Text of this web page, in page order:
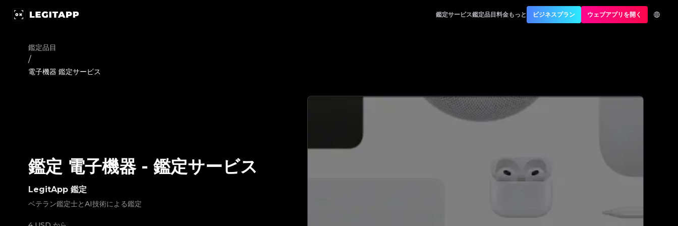
鑑定サービス鑑定品目料金もっと ビジネスプラン ウェブアプリを開く
鑑定品目
/
電子機器 鑑定サービス
LegitApp 鑑定
ベテラン鑑定士とAI技術による鑑定
鑑定 電子機器 - 鑑定サービス